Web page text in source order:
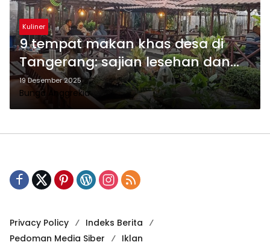
Kuliner
9 tempat makan khas desa di
Tangerang: sajian lesehan dan
masakan lokal
19 Desember 2025
Bunga Anggrekia
Privacy Policy
Indeks Berita
Pedoman Media Siber
Iklan